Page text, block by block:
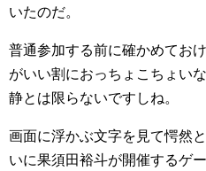
いたのだ。
普通参加する前に確かめてお
がいい割におっちょこちょい
静とは限らないですしね。
画面に浮かぶ文字を見て愕然
いに果須田裕斗が開催するゲ